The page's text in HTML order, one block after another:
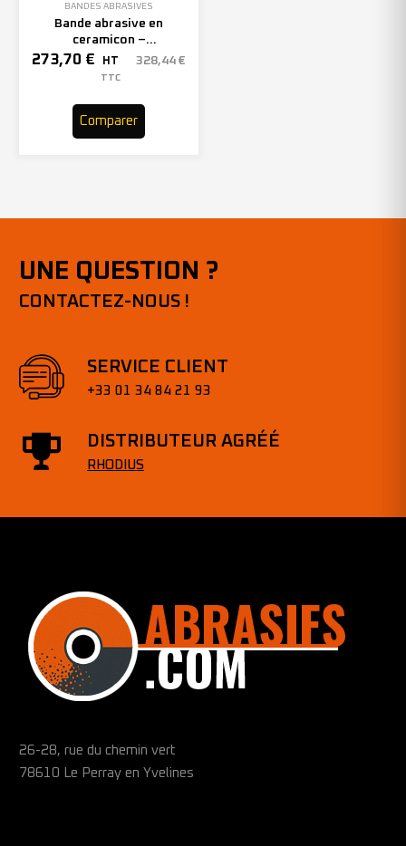
BANDES ABRASIVES
Bande abrasive en
ceramicon –
150mmx2000mm – Grain 40
– 305969 (x10)
273,70 € HT 328,44 €
TTC
Comparer
UNE QUESTION ?
CONTACTEZ-NOUS !
SERVICE CLIENT
+33 01 34 84 21 93
DISTRIBUTEUR AGRÉÉ
RHODIUS
26-28, rue du chemin vert
78610 Le Perray en Yvelines